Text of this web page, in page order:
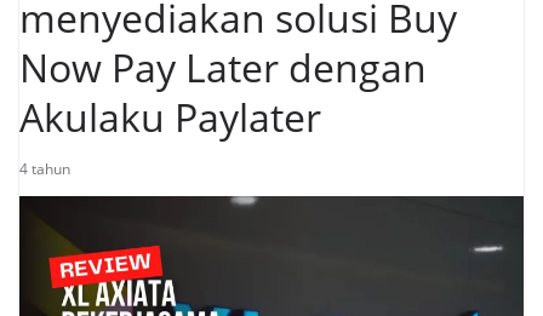
menyediakan solusi Buy
Now Pay Later dengan
Akulaku Paylater
4 tahun